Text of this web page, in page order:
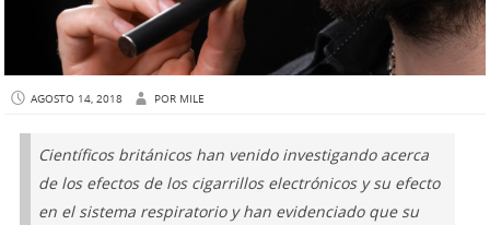
AGOSTO 14, 2018 POR MILE
Científicos británicos han venido investigando acerca
de los efectos de los cigarrillos electrónicos y su efecto
en el sistema respiratorio y han evidenciado que su